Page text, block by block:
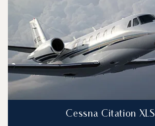
Cessna Citation XLS